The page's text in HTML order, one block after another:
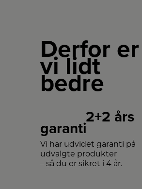
Derfor er
vi lidt
bedre
2+2 års
garanti
Vi har udvidet garanti på
udvalgte produkter
– så du er sikret i 4 år.